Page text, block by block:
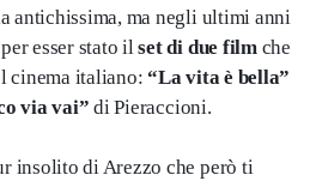
antichissima, ma negli ultimi anni
esser stato ilset di due filmche
cinema italiano: “La vita è bella”
via vai”di Pieraccioni.
insolito di Arezzo che però ti